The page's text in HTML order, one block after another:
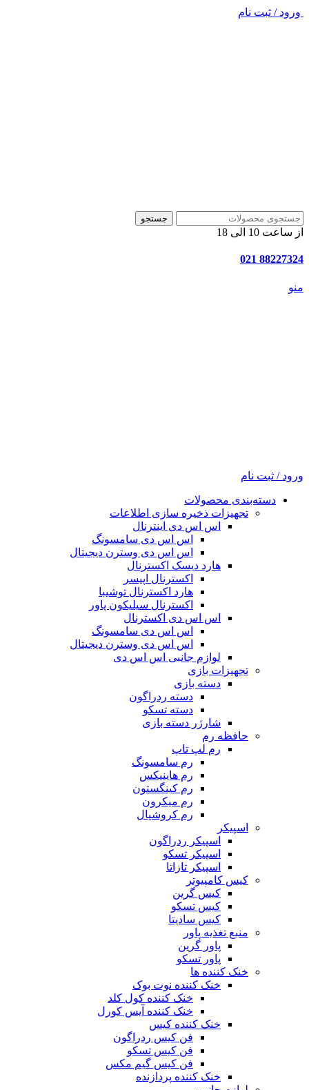
ورود / ثبت نام
جستجو
از ساعت 10 الی 18
88227324 021
منو
ورود / ثبت نام
دسته‌بندی محصولات
تجهیزات ذخیره سازی اطلاعات
اس اس دی اینترنال
اس اس دی سامسونگ
اس اس دی وسترن دیجیتال
هارد دیسک اکسترنال
اکسترنال اپیسر
هارد اکسترنال توشیبا
اکسترنال سیلیکون پاور
اس اس دی اکسترنال
اس اس دی سامسونگ
اس اس دی وسترن دیجیتال
لوازم جانبی اس اس دی
تجهیزات بازی
دسته بازی
دسته ردراگون
دسته تسکو
شارژر دسته بازی
حافظه رم
رم لپ تاپ
رم سامسونگ
رم هاینیکس
رم کینگستون
رم میکرون
رم کروشیال
اسپیکر
اسپیکر ردراگون
اسپیکر تسکو
اسپیکر تازاتا
کیس کامپیوتر
کیس گرین
کیس تسکو
کیس سادیتا
منبع تغذیه‌ پاور
پاور گرین
پاور تسکو
خنک کننده ها
خنک کننده نوت بوک
خنک کننده کول کلد
خنک کننده آیس کورل
خنک کننده کیس
فن کیس ردراگون
فن کیس تسکو
فن کیس گیم مکس
خنک کننده پردازنده